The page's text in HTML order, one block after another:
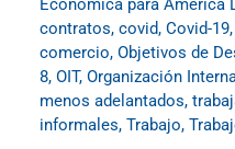
contratos, covid, Covid-19,
comercio, Objetivos de
8, OIT, Organización
menos adelantados,
informales, Trabajo,